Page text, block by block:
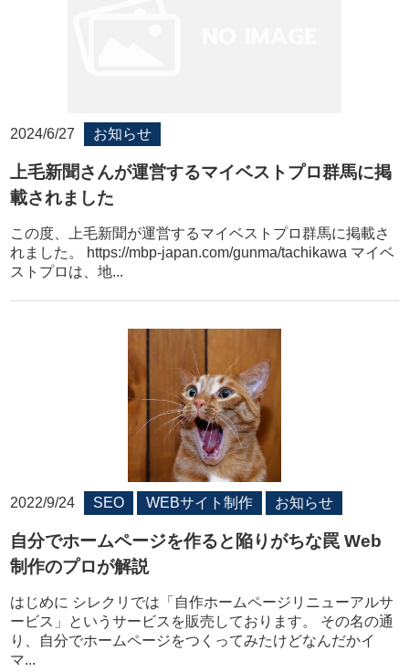
2024/6/27 お知らせ
上毛新聞さんが運営するマイベストプロ群馬に掲
載されました
この度、上毛新聞が運営するマイベストプロ群馬に掲載さ
れました。 https://mbp-japan.com/gunma/tachikawa マイベ
ストプロは、地...
2022/9/24 SEO WEBサイト制作 お知らせ
自分でホームページを作ると陥りがちな罠 Web
制作のプロが解説
はじめに シレクリでは「自作ホームページリニューアルサ
ービス」というサービスを販売しております。 その名の通
り、自分でホームページをつくってみたけどなんだかイ
マ...